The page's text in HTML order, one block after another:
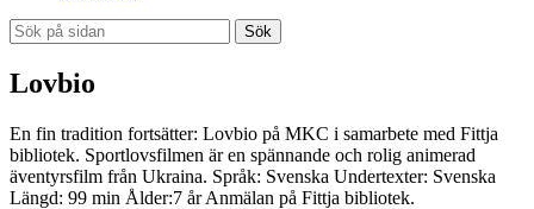
Sök
Lovbio
En fin tradition fortsätter: Lovbio på MKC i samarbete med Fittja
bibliotek. Sportlovsfilmen är en spännande och rolig animerad
äventyrsfilm från Ukraina. Språk: Svenska Undertexter: Svenska
Längd: 99 min Ålder:7 år Anmälan på Fittja bibliotek.